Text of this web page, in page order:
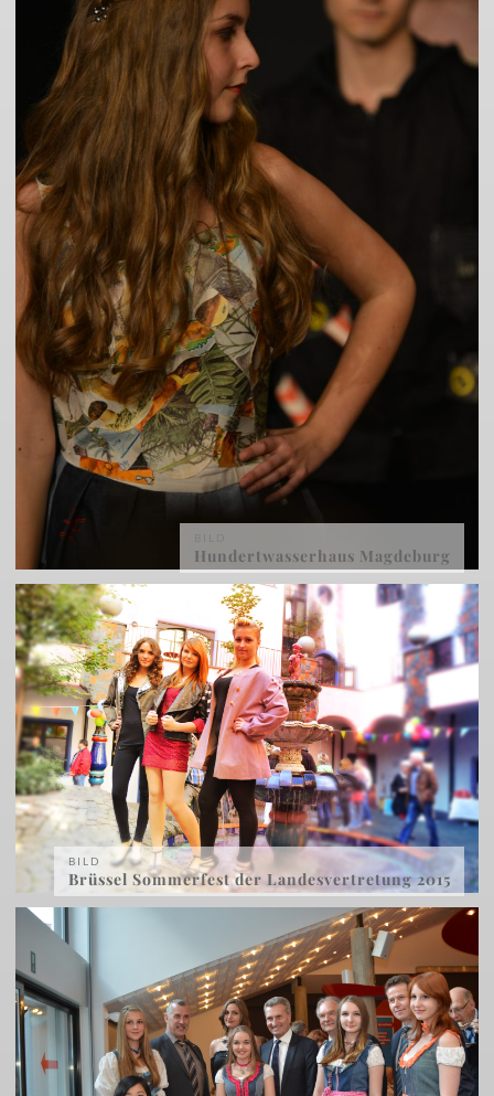
Hundertwasserhaus Magdeburg
BILD
Brüssel Sommerfest der Landesvertretung 2015